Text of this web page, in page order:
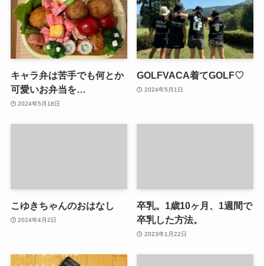
キャラ弁は苦手でも何とか
可愛いお弁当を…
2024年5月18日
GOLFVACA着てGOLF♡
2024年5月1日
こゆきちゃんのおはなし
2024年4月2日
卒乳。1歳10ヶ月、1週間で
卒乳した方法。
2023年1月22日